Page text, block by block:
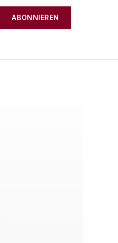
ABONNIEREN